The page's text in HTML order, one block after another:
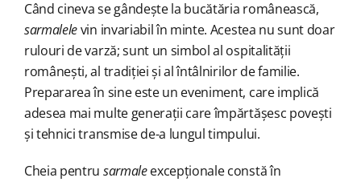
Când cineva se gândește la bucătăria românească,
sarmalelevin invariabil în minte. Acestea nu sunt doar
rulouri de varză; sunt un simbol al ospitalității
românești, al tradiției și al întâlnirilor de familie.
Prepararea în sine este un eveniment, care implică
adesea mai multe generații care împărtășesc povești
și tehnici transmise de-a lungul timpului.
Cheia pentru sarmaleexcepționale constă în